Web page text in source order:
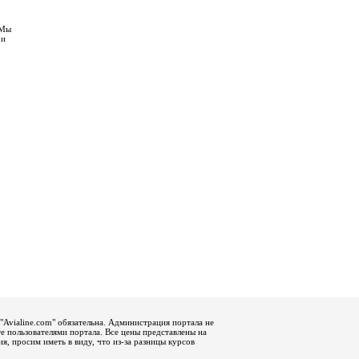
Мы
обязательна. Администрация портала не
пользователями портала. Все цены представлены на
просим иметь в виду, что из-за разницы курсов